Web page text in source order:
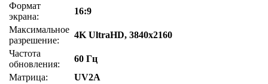
Формат
экрана:
16:9
Максимальное
разрешение:
4K UltraHD, 3840x2160
Частота
обновления:
60 Гц
Матрица:
UV2A